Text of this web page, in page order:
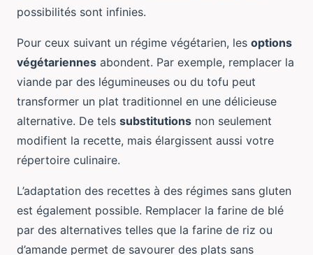
possibilités sont infinies.
Pour ceux suivant un régime végétarien, les options
végétariennes abondent. Par exemple, remplacer la
viande par des légumineuses ou du tofu peut
transformer un plat traditionnel en une délicieuse
alternative. De tels substitutions non seulement
modifient la recette, mais élargissent aussi votre
répertoire culinaire.
L’adaptation des recettes à des régimes sans gluten
est également possible. Remplacer la farine de blé
par des alternatives telles que la farine de riz ou
d’amande permet de savourer des plats sans